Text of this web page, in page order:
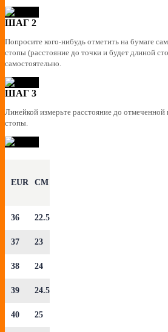
EUR CM
36 22.5
37 23
38 24
39 24.5
40 25
ШАГ 2
Попросите кого-нибудь отметить на бумаге
стопы (расстояние до точки и будет длиной
самостоятельно.
ШАГ 3
Линейкой измерьте расстояние до
стопы.